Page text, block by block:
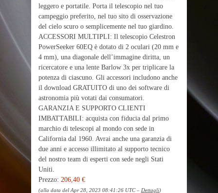
leggero e portatile. Porta il telescopio nel tuo
campeggio preferito, nel tuo sito di osservazione
del cielo scuro o semplicemente nel tuo giardino.
ACCESSORI MULTIPLI: Il telescopio Celestron
PowerSeeker 60EQ è dotato di 2 oculari (20 mm e
4 mm), una diagonale dell’immagine diritta, un
ricercatore e una lente Barlow 3x per triplicare la
potenza di ciascuno. Gli accessori includono anche
il download GRATUITO di uno dei software di
astronomia più votati dai consumatori.
GARANZIA E SUPPORTO CLIENTI
IMBATTABILI: acquista con fiducia dal primo
marchio di telescopi al mondo con sede in
California dal 1960. Avrai anche una garanzia di
due anni e accesso illimitato al supporto tecnico
del nostro team di esperti con sede negli Stati
Uniti.
Prezzo: 206,40 €
(alla data del Apr 28, 2023 08:41:26 UTC – Dettagli)